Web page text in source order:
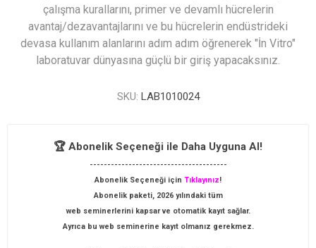
çalışma kurallarını, primer ve devamlı hücrelerin
avantaj/dezavantajlarını ve bu hücrelerin endüstrideki
devasa kullanım alanlarını adım adım öğrenerek "İn Vitro"
laboratuvar dünyasına güçlü bir giriş yapacaksınız.
SKU: LAB1010024
🏆 Abonelik Seçeneği ile Daha Uyguna Al!
---------------------------------------
Abonelik Seçeneği için Tıklayınız!
Abonelik paketi, 2026 yılındaki tüm
web seminerlerini kapsar ve otomatik kayıt sağlar.
Ayrıca bu web seminerine kayıt olmanız gerekmez.